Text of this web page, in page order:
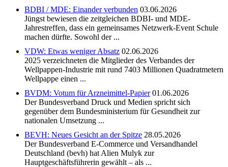
BDBI / MDE: Einander verbunden 03.06.2026
Jüngst bewiesen die zeitgleichen BDBI- und MDE-
Jahrestreffen, dass ein gemeinsames Netzwerk-Event Schule
machen dürfte. Sowohl der ...
VDW: Etwas weniger Absatz 02.06.2026
2025 verzeichneten die Mitglieder des Verbandes der
Wellpappen-Industrie mit rund 7403 Millionen Quadratmetern
Wellpappe einen ...
BVDM: Votum für Arzneimittel-Papier01.06.2026
Der Bundesverband Druck und Medien spricht sich
gegenüber dem Bundesministerium für Gesundheit zur
nationalen Umsetzung ...
BEVH: Neues Gesicht an der Spitze 28.05.2026
Der Bundesverband E-Commerce und Versandhandel
Deutschland (bevh) hat Alien Mulyk zur
Hauptgeschäftsführerin gewählt – als ...